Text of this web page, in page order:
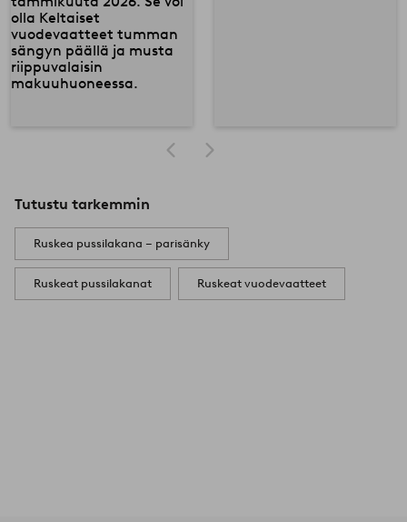
Tutustu tarkemmin
Ruskea pussilakana – parisänky
Ruskeat pussilakanat Ruskeat vuodevaatteet